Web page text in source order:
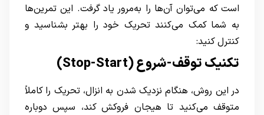
است که می‌توان آن‌ها را به‌مرور یاد گرفت. این تمرین‌ها
به شما کمک می‌کنند تحریک خود را بهتر بشناسید و
کنترل کنید:
تکنیک توقف-شروع (Stop-Start)
در این روش، هنگام نزدیک شدن به انزال، تحریک را کاملاً
متوقف می‌کنید تا هیجان فروکش کند، سپس دوباره